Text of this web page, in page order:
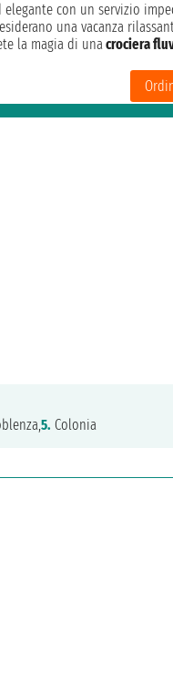
con un servizio
una vacanza
la magia di unacrociera
5. Colonia